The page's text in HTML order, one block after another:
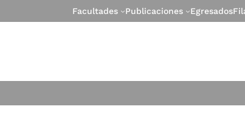
Facultades Publicaciones Egresados